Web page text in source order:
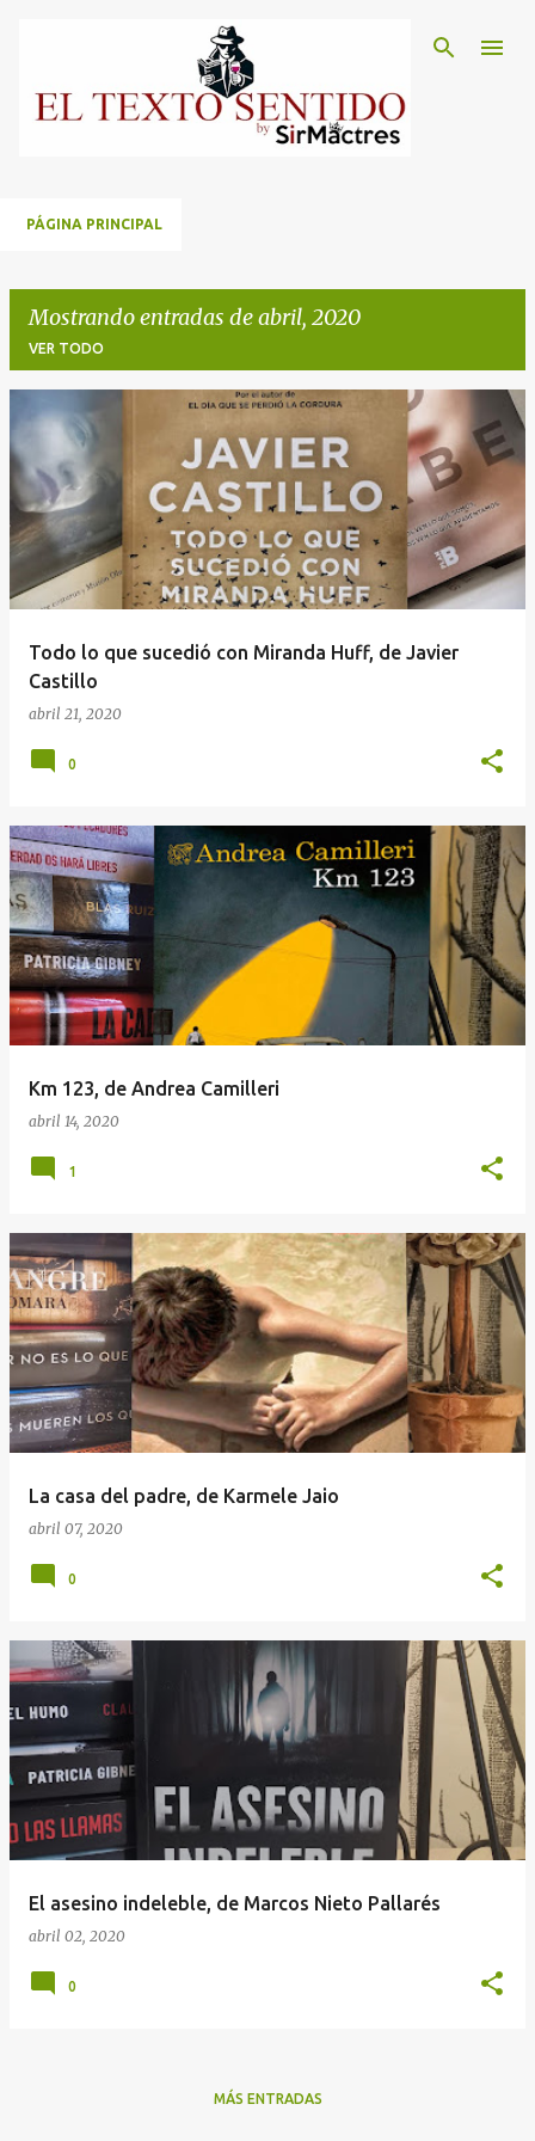
Ir al contenido principal
PÁGINA PRINCIPAL
Mostrando entradas de abril, 2020
VER TODO
E
n
t
r
a
d
Todo lo que sucedió con Miranda Huff, de Javier
Castillo
abril 21, 2020
0
Km 123, de Andrea Camilleri
abril 14, 2020
1
La casa del padre, de Karmele Jaio
abril 07, 2020
0
El asesino indeleble, de Marcos Nieto Pallarés
abril 02, 2020
0
MÁS ENTRADAS